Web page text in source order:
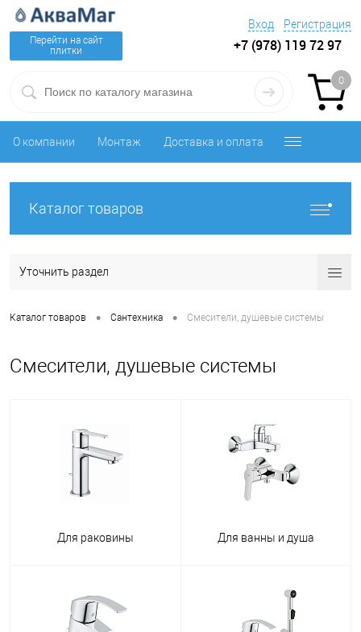
Перейти на сайт
плитки
Вход Регистрация
+7 (978) 119 72 97
0
О компании Монтаж Доставка и оплата
Каталог товаров
Уточнить раздел
Каталог товаров • Сантехника • Смесители, душевые системы
Смесители, душевые системы
Для раковины Для ванны и душа